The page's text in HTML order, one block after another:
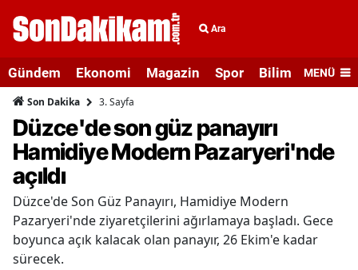
Ara
Gündem Ekonomi Magazin Spor Bilim veMENÜ
Son Dakika 3. Sayfa
Düzce'de son güz panayırı
Hamidiye Modern Pazaryeri'nde
açıldı
Düzce'de Son Güz Panayırı, Hamidiye Modern
Pazaryeri'nde ziyaretçilerini ağırlamaya başladı. Gece
boyunca açık kalacak olan panayır, 26 Ekim'e kadar
sürecek.